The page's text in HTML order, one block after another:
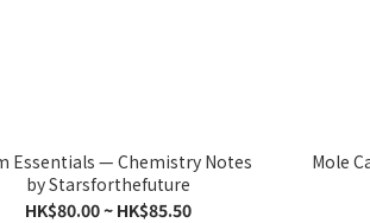
Essentials — Chemistry Notes
by Starsforthefuture
HK$80.00 ~ HK$85.50
Mole